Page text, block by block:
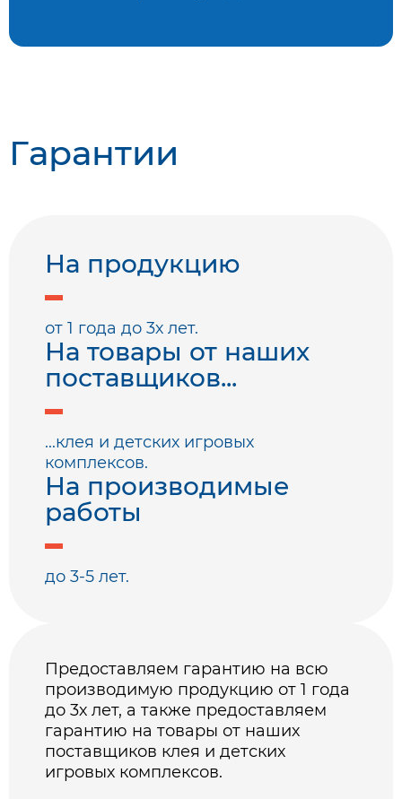
Гарантии
На продукцию
от 1 года до 3х лет.
На товары от наших
поставщиков...
...клея и детских игровых
комплексов.
На производимые
работы
до 3-5 лет.
Предоставляем гарантию на всю
производимую продукцию от 1 года
до 3х лет, а также предоставляем
гарантию на товары от наших
поставщиков клея и детских
игровых комплексов.